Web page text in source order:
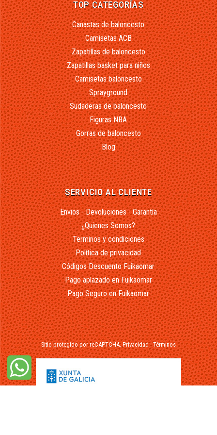
TOP CATEGORÍAS
Canastas de baloncesto
Camisetas ACB
Zapatillas de baloncesto
Zapatillas basket para niños
Camisetas baloncesto
Sprayground
Sudaderas de baloncesto
Figuras NBA
Gorras de baloncesto
Blog
SERVICIO AL CLIENTE
Envios - Devoluciones - Garantía
¿Quienes Somos?
Terminos y condiciones
Política de privacidad
Códigos Descuento Fuikaomar
Pago aplazado en Fuikaomar
Pago Seguro en Fuikaomar
Sitio protegido por reCAPTCHA.Privacidad-Términos